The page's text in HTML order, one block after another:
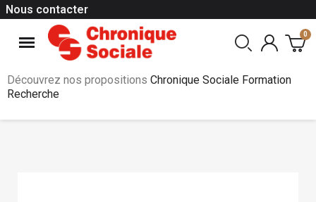
Nous contacter
Découvrez nos propositions Chronique Sociale Formation
Recherche